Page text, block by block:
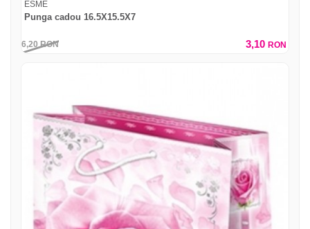
ESME
Punga cadou 16.5X15.5X7
6,20RON 3,10 RON